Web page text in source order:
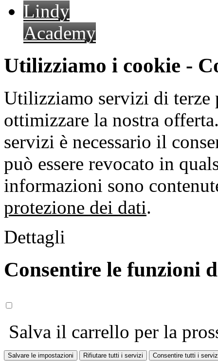
Lindy
Academy
Utilizziamo i cookie -
Utilizziamo servizi di terze
ottimizzare la nostra
servizi è necessario il
può essere revocato in
informazioni sono
protezione dei dati.
Dettagli
Consentire le funzioni
Salva il carrello per la
Salvare le impostazioni Rifiutare tutti i servizi Consentire tutti i